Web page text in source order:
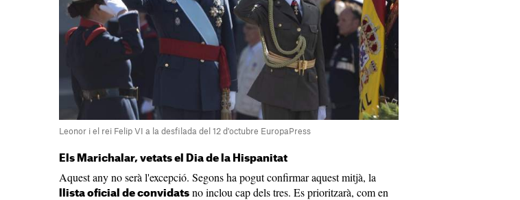
Leonor i el rei Felip VI a la desfilada del 12 d'octubre EuropaPress
Els Marichalar, vetats el Dia de la Hispanitat
Aquest any no serà l'excepció. Segons ha pogut confirmar aquest mitjà, la
llista oficial de convidats no inclou cap dels tres. Es prioritzarà, com en